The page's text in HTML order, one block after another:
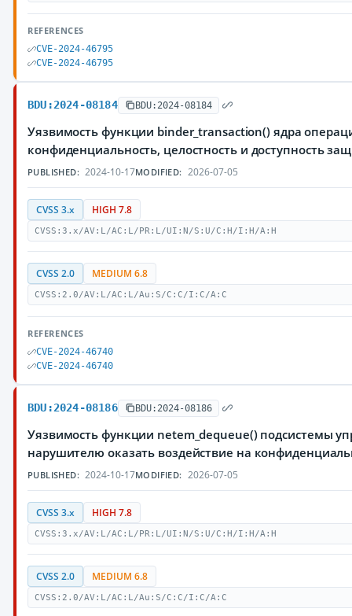
REFERENCES
CVE-2024-46795
CVE-2024-46795
BDU:2024-08184 BDU:2024-08184
Уязвимость функции binder_transaction() ядра
конфиденциальность, целостность и доступность
PUBLISHED: 2024-10-17MODIFIED: 2026-07-05
CVSS 3.x HIGH 7.8
CVSS:3.x/AV:L/AC:L/PR:L/UI:N/S:U/C:H/I:H/A:H
CVSS 2.0 MEDIUM 6.8
CVSS:2.0/AV:L/AC:L/Au:S/C:C/I:C/A:C
REFERENCES
CVE-2024-46740
CVE-2024-46740
BDU:2024-08186 BDU:2024-08186
Уязвимость функции netem_dequeue() подсистемы
нарушителю оказать воздействие на
PUBLISHED: 2024-10-17MODIFIED: 2026-07-05
CVSS 3.x HIGH 7.8
CVSS:3.x/AV:L/AC:L/PR:L/UI:N/S:U/C:H/I:H/A:H
CVSS 2.0 MEDIUM 6.8
CVSS:2.0/AV:L/AC:L/Au:S/C:C/I:C/A:C